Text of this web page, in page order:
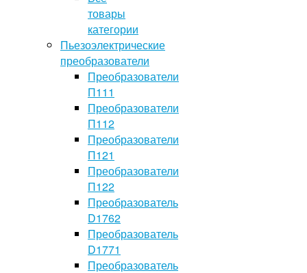
товары
категории
Пьезоэлектрические
преобразователи
Преобразователи
П111
Преобразователи
П112
Преобразователи
П121
Преобразователи
П122
Преобразователь
D1762
Преобразователь
D1771
Преобразователь